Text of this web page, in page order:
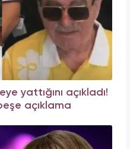
yattığını açıkladı!
açıklama